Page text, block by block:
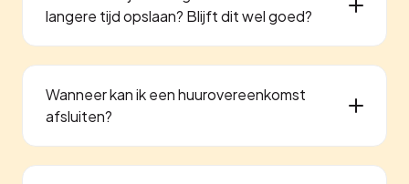
langere tijd opslaan? Blijft dit wel goed?
Wanneer kan ik een huurovereenkomst
afsluiten?